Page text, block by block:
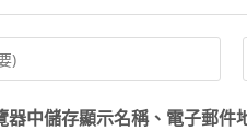
器中儲存顯示名稱、電子郵件